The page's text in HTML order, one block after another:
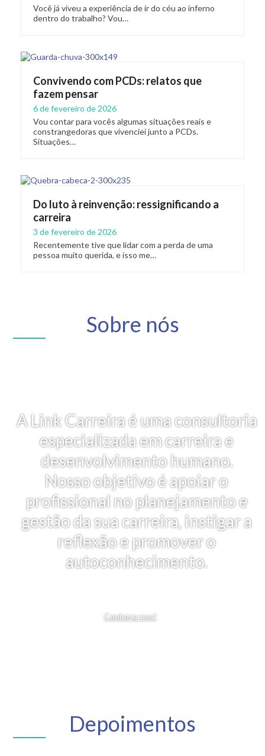
Você já viveu a experiência de ir do céu ao inferno
dentro do trabalho? Vou…
Convivendo com PCDs: relatos que
fazem pensar
6 de fevereiro de 2026
Vou contar para vocês algumas situações reais e
constrangedoras que vivenciei junto a PCDs.
Situações…
Do luto à reinvenção: ressignificando a
carreira
3 de fevereiro de 2026
Recentemente tive que lidar com a perda de uma
pessoa muito querida, e isso me…
Sobre nós
A Link Carreira é uma consultoria
especializada em carreira e
desenvolvimento humano.
Nosso objetivo é apoiar o
profissional no planejamento e
gestão da sua carreira, instigar a
reflexão e promover o
autoconhecimento.
Conheça-nos!
Depoimentos